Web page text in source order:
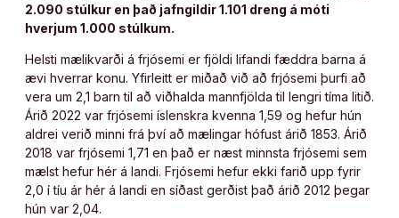
2.090 stúlkur en það jafngildir 1.101 dreng á móti
hverjum 1.000 stúlkum.
Helsti mælikvarði á frjósemi er fjöldi lifandi fæddra barna á
ævi hverrar konu. Yfirleitt er miðað við að frjósemi þurfi að
vera um 2,1 barn til að viðhalda mannfjölda til lengri tíma litið.
Árið 2022 var frjósemi íslenskra kvenna 1,59 og hefur hún
aldrei verið minni frá því að mælingar hófust árið 1853. Árið
2018 var frjósemi 1,71 en það er næst minnsta frjósemi sem
mælst hefur hér á landi. Frjósemi hefur ekki farið upp fyrir
2,0 í tíu ár hér á landi en síðast gerðist það árið 2012 þegar
hún var 2,04.